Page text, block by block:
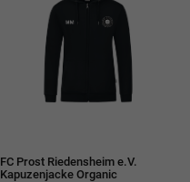
FC Prost Riedensheim e.V.
Kapuzenjacke Organic